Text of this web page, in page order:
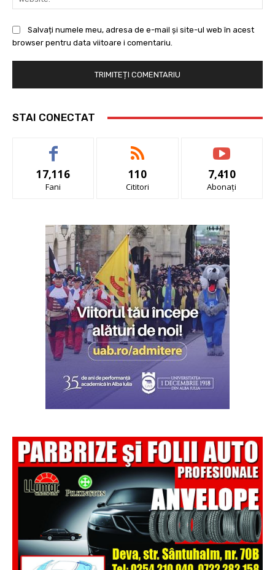
Salvați numele meu, adresa de e-mail și site-ul web în acest
browser pentru data viitoare i comentariu.
STAI CONECTAT
17,116
Fani
110
Cititori
7,410
Abonați